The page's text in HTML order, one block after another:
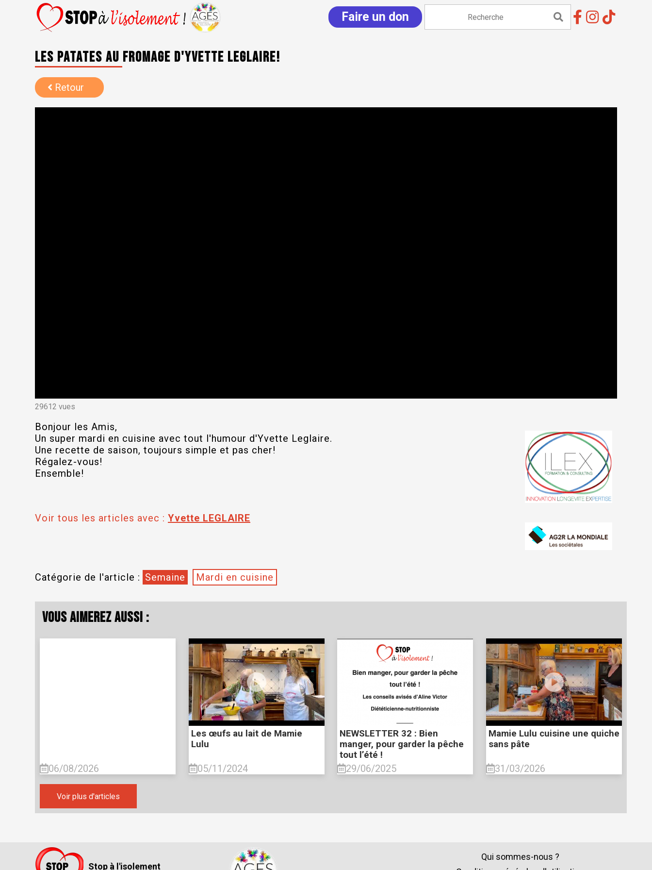
Faire un don
Les patates au fromage d'Yvette Leglaire!
Retour
29612 vues
Bonjour les Amis,
Un super mardi en cuisine avec tout l'humour d'Yvette Leglaire.
Une recette de saison, toujours simple et pas cher!
Régalez-vous!
Ensemble!
Voir tous les articles avec : Yvette LEGLAIRE
Catégorie de l'article : Semaine Mardi en cuisine
Vous aimerez aussi :
06/08/2026
Les œufs au lait de Mamie
Lulu
05/11/2024
NEWSLETTER 32 : Bien
manger, pour garder la pêche
tout l’été !
29/06/2025
Mamie Lulu cuisine une quiche
sans pâte
31/03/2026
Voir plus d'articles
Stop à l'isolement
Qui sommes-nous ?